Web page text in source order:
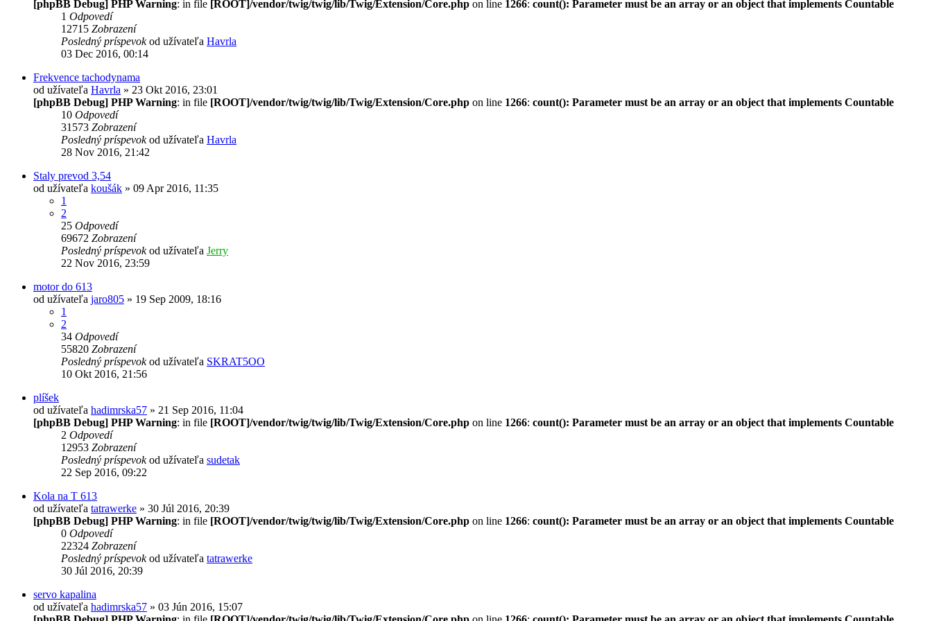
[phpBB Debug] PHP Warning: in file [ROOT]/vendor/twig/twig/lib/Twig/Extension/Core.php on line 1266: count(): Parameter must be an array or an object that implements Countable
1 Odpovedí
12715 Zobrazení
Posledný príspevokod užívateľa Havrla
03 Dec 2016, 00:14
Frekvence tachodynama
od užívateľa Havrla » 23 Okt 2016, 23:01
[phpBB Debug] PHP Warning: in file [ROOT]/vendor/twig/twig/lib/Twig/Extension/Core.php on line 1266: count(): Parameter must be an array or an object that implements Countable
10 Odpovedí
31573 Zobrazení
Posledný príspevokod užívateľa Havrla
28 Nov 2016, 21:42
Staly prevod 3,54
od užívateľa koušák » 09 Apr 2016, 11:35
1
2
25 Odpovedí
69672 Zobrazení
Posledný príspevokod užívateľa Jerry
22 Nov 2016, 23:59
motor do 613
od užívateľa jaro805 » 19 Sep 2009, 18:16
1
2
34 Odpovedí
55820 Zobrazení
Posledný príspevokod užívateľa SKRAT5OO
10 Okt 2016, 21:56
plíšek
od užívateľa hadimrska57 » 21 Sep 2016, 11:04
[phpBB Debug] PHP Warning: in file [ROOT]/vendor/twig/twig/lib/Twig/Extension/Core.php on line 1266: count(): Parameter must be an array or an object that implements Countable
2 Odpovedí
12953 Zobrazení
Posledný príspevokod užívateľa sudetak
22 Sep 2016, 09:22
Kola na T 613
od užívateľa tatrawerke » 30 Júl 2016, 20:39
[phpBB Debug] PHP Warning: in file [ROOT]/vendor/twig/twig/lib/Twig/Extension/Core.php on line 1266: count(): Parameter must be an array or an object that implements Countable
0 Odpovedí
22324 Zobrazení
Posledný príspevokod užívateľa tatrawerke
30 Júl 2016, 20:39
servo kapalina
od užívateľa hadimrska57 » 03 Jún 2016, 15:07